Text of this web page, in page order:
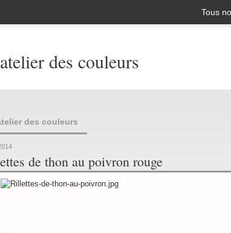
Tous
des couleurs
des couleurs
de thon au poivron rouge